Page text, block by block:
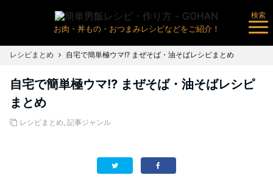
お肉・丼もの・おつまみレシピなどをご紹介！
検索
レシピまとめ 自宅で簡単極ウマ!? まぜそば・油そばレシピまとめ
自宅で簡単極ウマ!? まぜそば・油そばレシピ
まとめ
レシピまとめ, 記事ジャンル